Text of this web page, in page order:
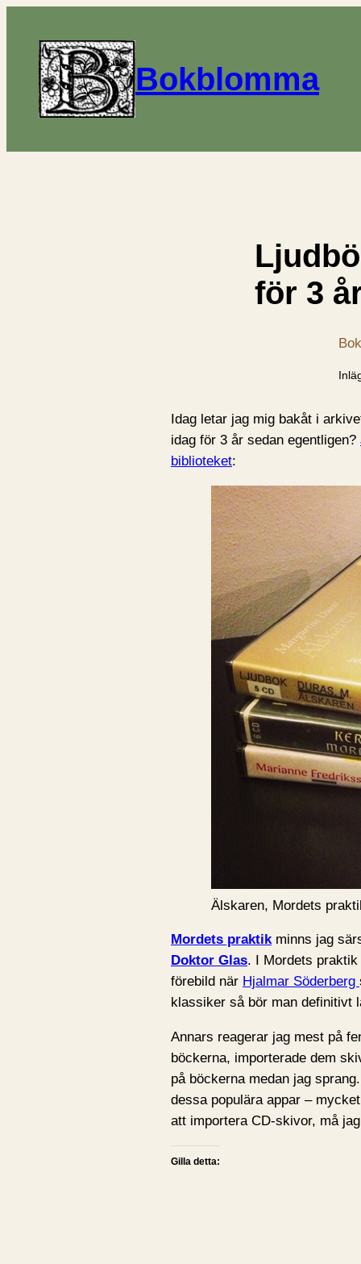
Bokblomma
för 3
Idag letar jag mig bakåt i
idag för 3 år sedan egentligen?
biblioteket:
Älskaren, Mordets
Mordets praktikminns jag
Doktor Glas. I Mordets
förebild när Hjalmar Söderberg
klassiker så bör man definitivt
Annars reagerar jag mest på
böckerna, importerade dem
på böckerna medan jag
dessa populära appar –
att importera CD-skivor, må
Gilla detta: